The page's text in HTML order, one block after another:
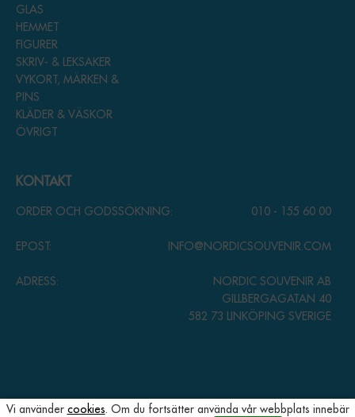
Vi använder cookies. Om du fortsätter använda vår webbplats innebär
GLAS
HEMMET
FIGURER
SKRIV- & LEKSAKER
VYKORT, MÄRKEN &
PINS
KLÄDER & VÄSKOR
ÖVRIGT
KONTAKT
ORDER OCH GODSSÖKNING: 010 - 155 60 00
EPOST: INFO@NORDICSOUVENIR.COM
ADRESS:
NORDIC SOUVENIR AB
GILLBERGAGATAN 40
582 73 LINKÖPING SVERIGE